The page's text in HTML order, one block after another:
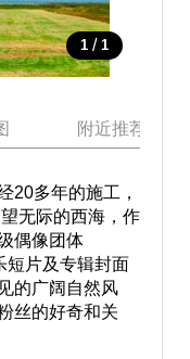
1 / 1
附近推荐景点
20多年的施工，
无际的西海，作
偶像团体
短片及专辑封面
的广阔自然风
丝的好奇和关